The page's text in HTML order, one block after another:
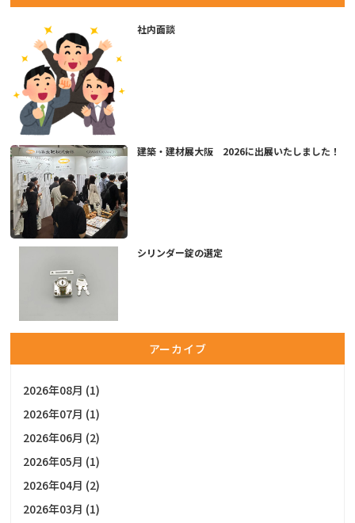
社内面談
建築・建材展大阪 2026に出展いたしました！
シリンダー錠の選定
アーカイブ
2026年08月 (1)
2026年07月 (1)
2026年06月 (2)
2026年05月 (1)
2026年04月 (2)
2026年03月 (1)